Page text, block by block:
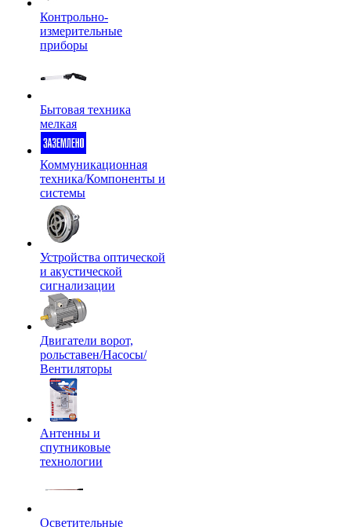
Контрольно-
измерительные
приборы
Бытовая техника
мелкая
Коммуникационная
техника/Компоненты и
системы
Устройства оптической
и акустической
сигнализации
Двигатели ворот,
рольставен/Насосы/
Вентиляторы
Антенны и
спутниковые
технологии
Осветительные